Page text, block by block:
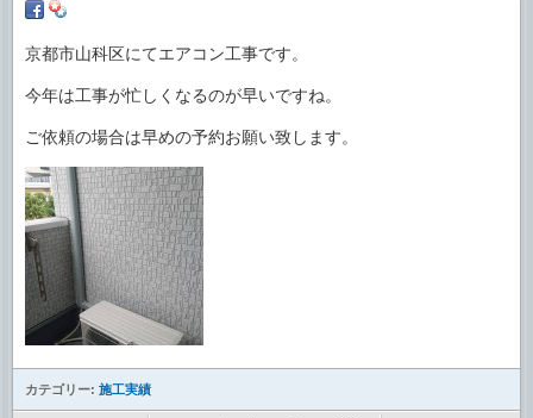
京都市山科区にてエアコン工事です。
今年は工事が忙しくなるのが早いですね。
ご依頼の場合は早めの予約お願い致します。
カテゴリー: 施工実績